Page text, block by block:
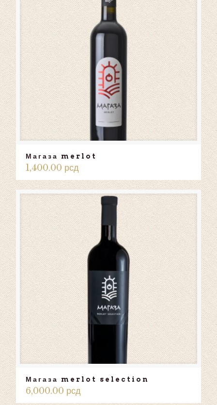
Магаза merlot
1,400.00 рсд
Магаза merlot selection
6,000.00 рсд